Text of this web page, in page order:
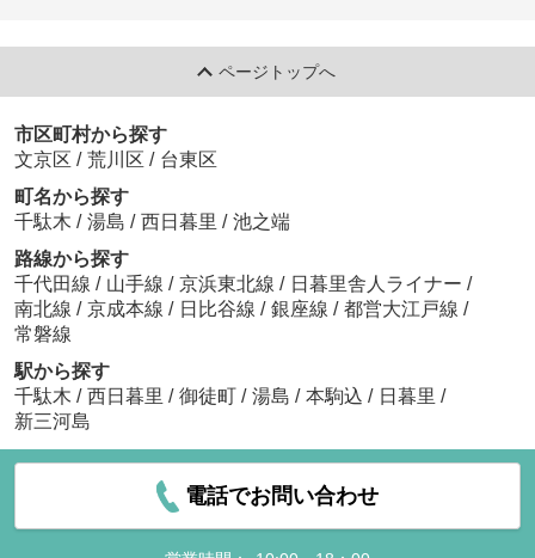
ページトップへ
市区町村から探す
文京区 / 荒川区 / 台東区
町名から探す
千駄木 / 湯島 / 西日暮里 / 池之端
路線から探す
千代田線 / 山手線 / 京浜東北線 / 日暮里舎人ライナー /
南北線 / 京成本線 / 日比谷線 / 銀座線 / 都営大江戸線 /
常磐線
駅から探す
千駄木 / 西日暮里 / 御徒町 / 湯島 / 本駒込 / 日暮里 /
新三河島
電話でお問い合わせ